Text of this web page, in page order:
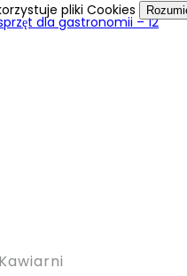
dla gastronomii – 12
pliki Cookies